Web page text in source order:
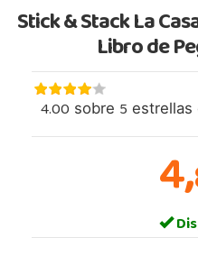
Stick & Stack La
Libro de
4.00 sobre 5 estrellas
4,